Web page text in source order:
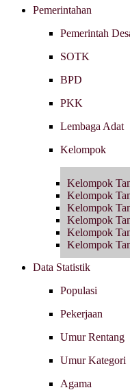
Pemerintahan
Pemerintah
SOTK
BPD
PKK
Lembaga Adat
Kelompok
Kelompok
Kelompok
Kelompok
Kelompok
Kelompok
Kelompok
Data Statistik
Populasi
Pekerjaan
Umur Rentang
Umur Kategori
Agama